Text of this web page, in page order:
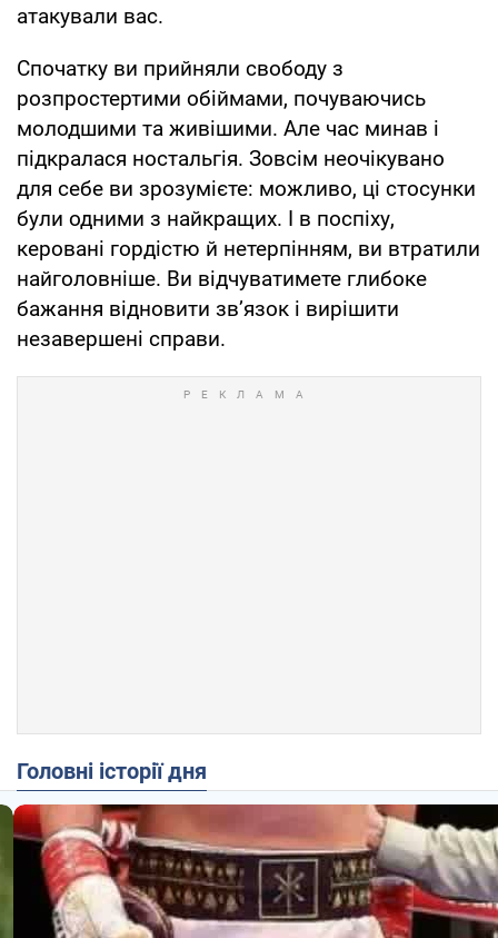
атакували вас.
Спочатку ви прийняли свободу з
розпростертими обіймами, почуваючись
молодшими та живішими. Але час минав і
підкралася ностальгія. Зовсім неочікувано
для себе ви зрозумієте: можливо, ці стосунки
були одними з найкращих. І в поспіху,
керовані гордістю й нетерпінням, ви втратили
найголовніше. Ви відчуватимете глибоке
бажання відновити зв’язок і вирішити
незавершені справи.
Головні історії дня